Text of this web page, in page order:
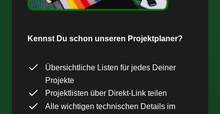
Kennst Du schon unseren Projektplaner?
Übersichtliche Listen für jedes Deiner
Projekte
Projektlisten über Direkt-Link teilen
Alle wichtigen technischen Details im